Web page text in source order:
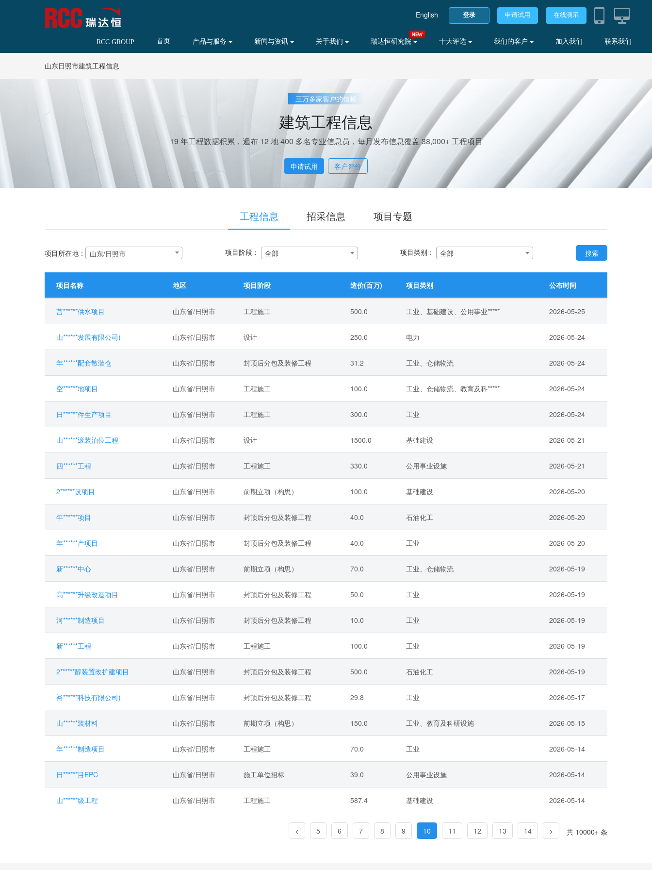
English 登录 申请试用 在线演示
RCC GROUP 首页 产品与服务 新闻与资讯 关于我们 瑞达恒研究院 十大评选 我们的客户 加入我们 联系我们
山东日照市建筑工程信息
三万多家客户的信赖
建筑工程信息
19 年工程数据积累，遍布 12 地 400 多名专业信息员，每月发布信息覆盖 38,000+ 工程项目
申请试用 客户评价
工程信息 招采信息 项目专题
项目所在地： 山东/日照市 项目阶段： 全部 项目类别： 全部 搜索
项目名称 地区 项目阶段 造价(百万) 项目类别 公布时间
莒******供水项目 山东省/日照市 工程施工 500.0 工业、基础建设、公用事业***** 2026-05-25
山******发展有限公司) 山东省/日照市 设计 250.0 电力 2026-05-24
年******配套散装仓 山东省/日照市 封顶后分包及装修工程 31.2 工业、仓储物流 2026-05-24
空******地项目 山东省/日照市 工程施工 100.0 工业、仓储物流、教育及科***** 2026-05-24
日******件生产项目 山东省/日照市 工程施工 300.0 工业 2026-05-24
山******滚装泊位工程 山东省/日照市 设计 1500.0 基础建设 2026-05-21
四******工程 山东省/日照市 工程施工 330.0 公用事业设施 2026-05-21
2******设项目 山东省/日照市 前期立项（构思） 100.0 基础建设 2026-05-20
年******项目 山东省/日照市 封顶后分包及装修工程 40.0 石油化工 2026-05-20
年******产项目 山东省/日照市 封顶后分包及装修工程 40.0 工业 2026-05-20
新******中心 山东省/日照市 前期立项（构思） 70.0 工业、仓储物流 2026-05-19
高******升级改造项目 山东省/日照市 封顶后分包及装修工程 50.0 工业 2026-05-19
河******制造项目 山东省/日照市 封顶后分包及装修工程 10.0 工业 2026-05-19
新******工程 山东省/日照市 工程施工 100.0 工业 2026-05-19
2******醇装置改扩建项目 山东省/日照市 封顶后分包及装修工程 500.0 石油化工 2026-05-19
裕******科技有限公司) 山东省/日照市 封顶后分包及装修工程 29.8 工业 2026-05-17
山******装材料 山东省/日照市 前期立项（构思） 150.0 工业、教育及科研设施 2026-05-15
年******制造项目 山东省/日照市 工程施工 70.0 工业 2026-05-14
日******目EPC 山东省/日照市 施工单位招标 39.0 公用事业设施 2026-05-14
山******级工程 山东省/日照市 工程施工 587.4 基础建设 2026-05-14
< 5 6 7 8 9 10 11 12 13 14 > 共 10000+ 条